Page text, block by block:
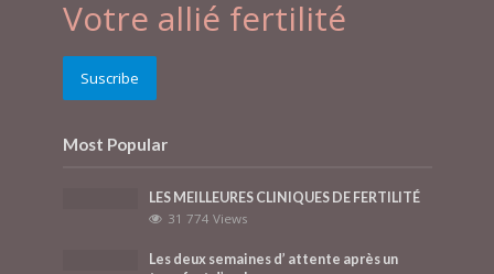
Votre allié fertilité
Suscribe
Most Popular
LES MEILLEURES CLINIQUES DE FERTILITÉ
31 774 Views
Les deux semaines d’ attente après un